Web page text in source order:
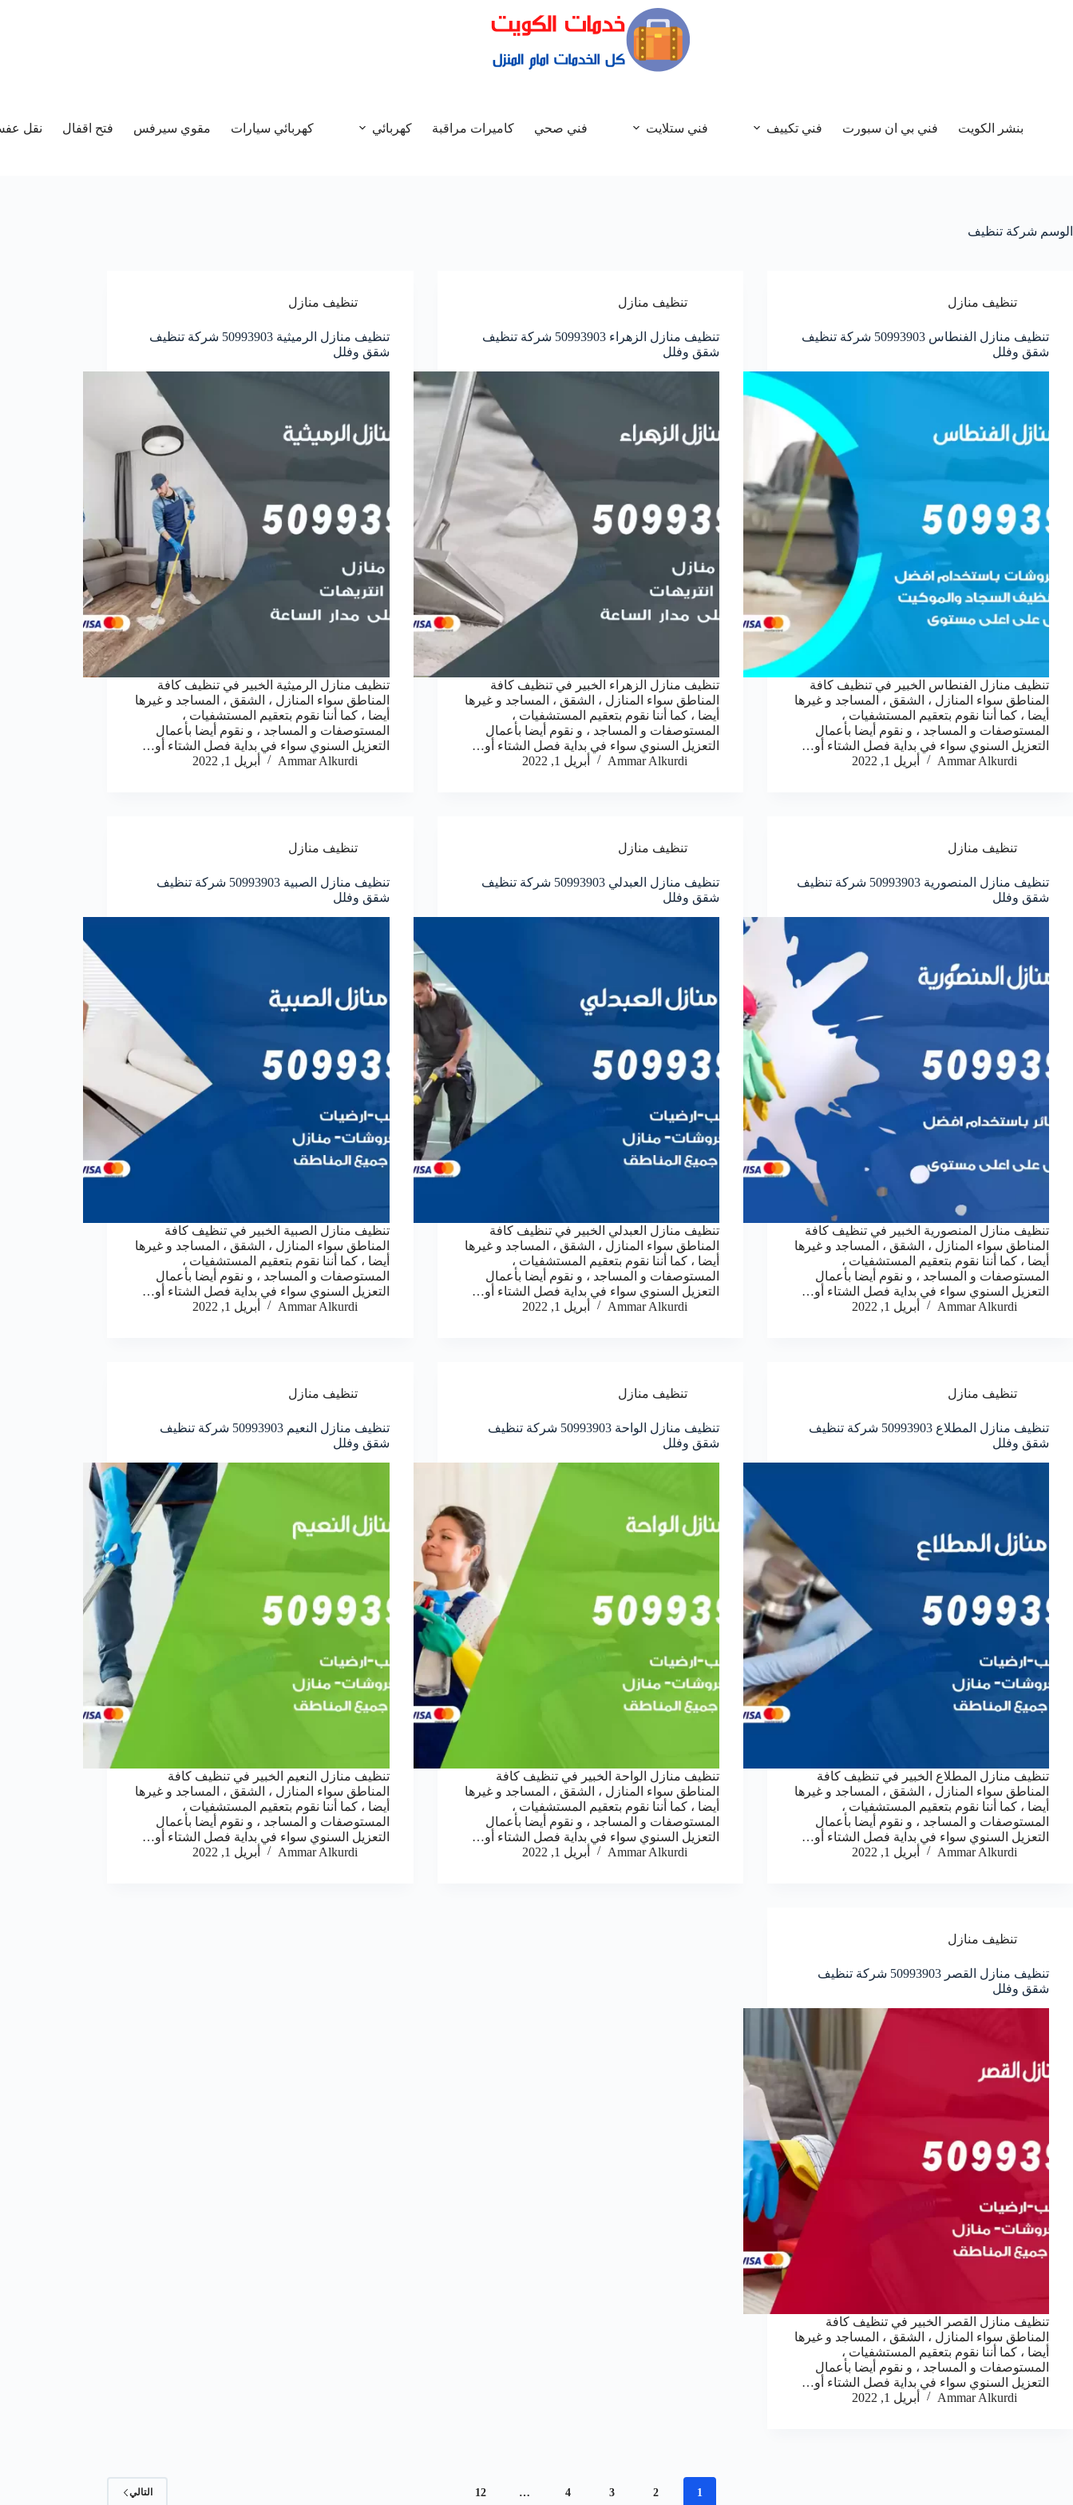
بنشر الكويت فني بي ان سبورت فني تكييف فني ستلايت فني صحي كاميرات مراقبة كهربائي كهربائي سيارات مقوي سيرفس فتح اقفال نقل
الوسم شركة تنظيف
تنظيف منازل
تنظيف منازل الفنطاس 50993903‬ شركة تنظيف
شقق وفلل
تنظيف منازل الفنطاس الخبير في تنظيف كافة
المناطق سواء المنازل ، الشقق ، المساجد و غيرها
أيضا ، كما أننا نقوم بتعقيم المستشفيات ،
المستوصفات و المساجد ، و نقوم أيضا بأعمال
التعزيل السنوي سواء في بداية فصل الشتاء أو…
Ammar Alkurdi
أبريل 1, 2022
تنظيف منازل
تنظيف منازل الزهراء 50993903‬ شركة تنظيف
شقق وفلل
تنظيف منازل الزهراء الخبير في تنظيف كافة
المناطق سواء المنازل ، الشقق ، المساجد و غيرها
أيضا ، كما أننا نقوم بتعقيم المستشفيات ،
المستوصفات و المساجد ، و نقوم أيضا بأعمال
التعزيل السنوي سواء في بداية فصل الشتاء أو…
Ammar Alkurdi
أبريل 1, 2022
تنظيف منازل
تنظيف منازل الرميثية 50993903‬ شركة تنظيف
شقق وفلل
تنظيف منازل الرميثية الخبير في تنظيف كافة
المناطق سواء المنازل ، الشقق ، المساجد و غيرها
أيضا ، كما أننا نقوم بتعقيم المستشفيات ،
المستوصفات و المساجد ، و نقوم أيضا بأعمال
التعزيل السنوي سواء في بداية فصل الشتاء أو…
Ammar Alkurdi
أبريل 1, 2022
تنظيف منازل
تنظيف منازل المنصورية 50993903‬ شركة تنظيف
شقق وفلل
تنظيف منازل المنصورية الخبير في تنظيف كافة
المناطق سواء المنازل ، الشقق ، المساجد و غيرها
أيضا ، كما أننا نقوم بتعقيم المستشفيات ،
المستوصفات و المساجد ، و نقوم أيضا بأعمال
التعزيل السنوي سواء في بداية فصل الشتاء أو…
Ammar Alkurdi
أبريل 1, 2022
تنظيف منازل
تنظيف منازل العبدلي 50993903‬ شركة تنظيف
شقق وفلل
تنظيف منازل العبدلي الخبير في تنظيف كافة
المناطق سواء المنازل ، الشقق ، المساجد و غيرها
أيضا ، كما أننا نقوم بتعقيم المستشفيات ،
المستوصفات و المساجد ، و نقوم أيضا بأعمال
التعزيل السنوي سواء في بداية فصل الشتاء أو…
Ammar Alkurdi
أبريل 1, 2022
تنظيف منازل
تنظيف منازل الصبية 50993903‬ شركة تنظيف
شقق وفلل
تنظيف منازل الصبية الخبير في تنظيف كافة
المناطق سواء المنازل ، الشقق ، المساجد و غيرها
أيضا ، كما أننا نقوم بتعقيم المستشفيات ،
المستوصفات و المساجد ، و نقوم أيضا بأعمال
التعزيل السنوي سواء في بداية فصل الشتاء أو…
Ammar Alkurdi
أبريل 1, 2022
تنظيف منازل
تنظيف منازل المطلاع 50993903‬ شركة تنظيف
شقق وفلل
تنظيف منازل المطلاع الخبير في تنظيف كافة
المناطق سواء المنازل ، الشقق ، المساجد و غيرها
أيضا ، كما أننا نقوم بتعقيم المستشفيات ،
المستوصفات و المساجد ، و نقوم أيضا بأعمال
التعزيل السنوي سواء في بداية فصل الشتاء أو…
Ammar Alkurdi
أبريل 1, 2022
تنظيف منازل
تنظيف منازل الواحة 50993903‬ شركة تنظيف
شقق وفلل
تنظيف منازل الواحة الخبير في تنظيف كافة
المناطق سواء المنازل ، الشقق ، المساجد و غيرها
أيضا ، كما أننا نقوم بتعقيم المستشفيات ،
المستوصفات و المساجد ، و نقوم أيضا بأعمال
التعزيل السنوي سواء في بداية فصل الشتاء أو…
Ammar Alkurdi
أبريل 1, 2022
تنظيف منازل
تنظيف منازل النعيم 50993903‬ شركة تنظيف
شقق وفلل
تنظيف منازل النعيم الخبير في تنظيف كافة
المناطق سواء المنازل ، الشقق ، المساجد و غيرها
أيضا ، كما أننا نقوم بتعقيم المستشفيات ،
المستوصفات و المساجد ، و نقوم أيضا بأعمال
التعزيل السنوي سواء في بداية فصل الشتاء أو…
Ammar Alkurdi
أبريل 1, 2022
تنظيف منازل
تنظيف منازل القصر 50993903‬ شركة تنظيف
شقق وفلل
تنظيف منازل القصر الخبير في تنظيف كافة
المناطق سواء المنازل ، الشقق ، المساجد و غيرها
أيضا ، كما أننا نقوم بتعقيم المستشفيات ،
المستوصفات و المساجد ، و نقوم أيضا بأعمال
التعزيل السنوي سواء في بداية فصل الشتاء أو…
Ammar Alkurdi
أبريل 1, 2022
1
2
3
4
…
12 التالي